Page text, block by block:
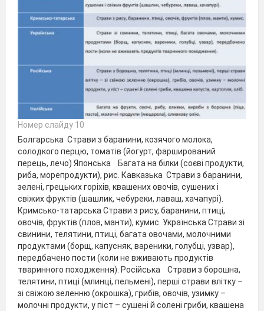
Номер слайду 10
Болгарська Страви з баранини, козячого молока,
солодкого перцю, томатів (йогурт, фарширований
перець, лечо) Японська Багата на білки (соєві продукти,
риба, морепродукти), рис. Кавказька Страви з баранини,
зелені, грецьких горіхів, квашених овочів, сушених і
свіжих фруктів (шашлик, чебуреки, лаваш, хачапурі).
Кримсько-татарська Страви з рису, баранини, птиці,
овочів, фруктів (плов, манти), кумис. Українська Страви зі
свинини, телятини, птиці, багата овочами, молочними
продуктами (борщ, капусняк, вареники, голубці, узвар),
передбачено пости (коли не вживають продуктів
тваринного походження). Російська Страви з борошна,
телятини, птиці (млинці, пельмені), перші страви влітку –
зі свіжою зеленню (окрошка), грибів, овочів, узимку –
молочні продукти, у піст – сушені й солені гриби, квашена